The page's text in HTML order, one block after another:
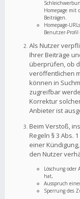
Homepage mit
Beiträgen.
Homepage-
Benutzer-
Als Nutzer
Ihrer Beiträge
überprüfen, ob
veröffentlichen
können in
zugreifbar
Korrektur
Anbieter ist
Beim Verstoß,
Regeln § 3 Abs.
einer
den Nutzer
Löschung
hat,
Ausspruch
Sperrung des